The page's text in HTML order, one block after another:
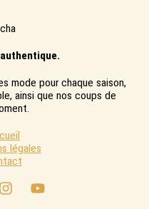
mode pour chaque saison,
ainsi que nos coups de
légales